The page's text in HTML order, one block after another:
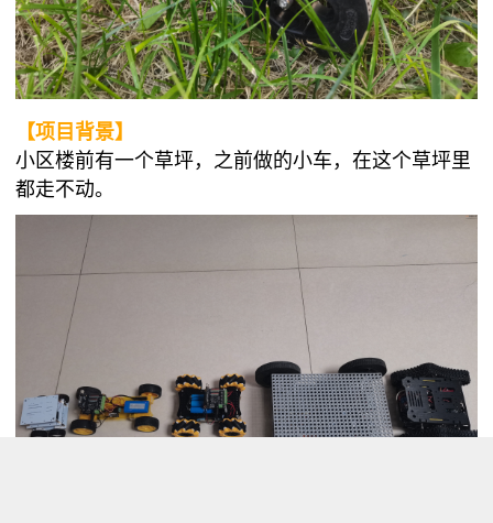
【项目背景】
小区楼前有一个草坪，之前做的小车，在这个草坪里
都走不动。